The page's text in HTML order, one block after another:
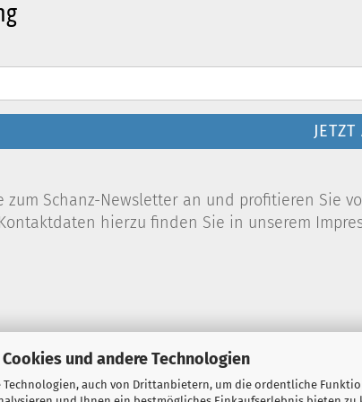
und andere Technologien
auch von Drittanbietern, um die ordentliche
zum Schanz-Newsletter an und profitieren Sie
hierzu finden Sie in unserem